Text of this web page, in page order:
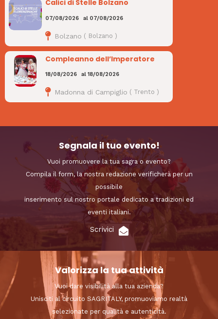
Calici di Stelle Bolzano
07/08/2026 al 07/08/2026
Bolzano ( Bolzano )
Compleanno dell’Imperatore
18/08/2026 al 18/08/2026
Madonna di Campiglio ( Trento )
Segnala il tuo evento!
Vuoi promuovere la tua sagra o evento?
Compila il form, la nostra redazione verificherà per un
possibile
inserimento sul nostro portale dedicato a tradizioni ed
eventi italiani.
Scrivici
Valorizza la tua attività
Vuoi dare visibilità alla tua azienda?
Unisciti al circuito SAGRITALY, promuoviamo realtà
selezionate per qualità e autenticità.